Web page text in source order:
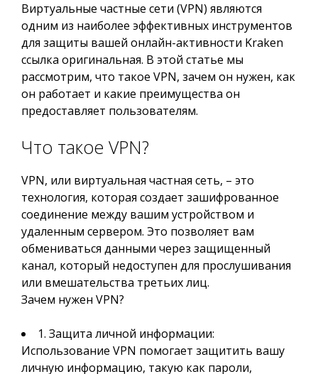
Виртуальные частные сети (VPN) являются
одним из наиболее эффективных инструментов
для защиты вашей онлайн-активности Kraken
ссылка оригинальная. В этой статье мы
рассмотрим, что такое VPN, зачем он нужен, как
он работает и какие преимущества он
предоставляет пользователям.
Что такое VPN?
VPN, или виртуальная частная сеть, – это
технология, которая создает зашифрованное
соединение между вашим устройством и
удаленным сервером. Это позволяет вам
обмениваться данными через защищенный
канал, который недоступен для прослушивания
или вмешательства третьих лиц.
Зачем нужен VPN?
1. Защита личной информации:
Использование VPN помогает защитить вашу
личную информацию, такую как пароли,